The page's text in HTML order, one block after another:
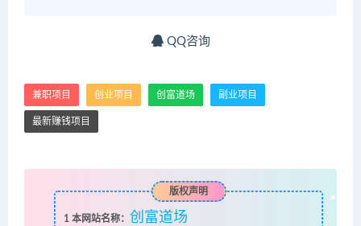
QQ咨询
兼职项目 创业项目 创富道场 副业项目
最新赚钱项目
版权声明
1 本网站名称： 创富道场